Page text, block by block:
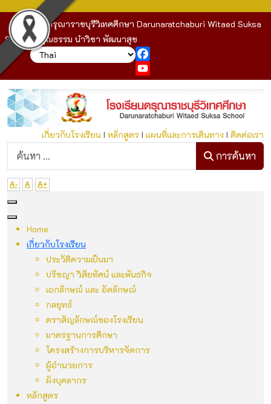
โรงเรียนดรุณาราชบุรีวิเทศศึกษา Darunaratchaburi Witaed Suksa
School : คุณธรรม นำวิชา พัฒนาสุข
YouTube
เกี่ยวกับโรงเรียนI หลักสูตรI แผนที่และการเดินทาง I ติดต่อเรา
ก
การค้นหา
A- A A+
Home
เกี่ยวกับโรงเรียน
ประวัติความเป็นมา
ปรัชญา วิสัยทัศน์ และพันธกิจ
เอกลักษณ์ และ อัตลักษณ์
กลยุทธ์
ตราสัญลักษณ์ของโรงเรียน
มาตรฐานการศึกษา
โครงสร้างการบริหารจัดการ
ผู้อำนวยการ
ผังบุคลากร
หลักสูตร